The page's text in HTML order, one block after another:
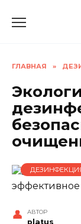
ГЛАВНАЯ »
АВТОР
platus